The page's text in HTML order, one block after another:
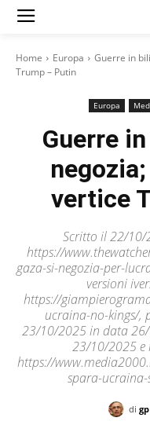
Home Europa
Guerre in
Trump – Putin
Europa
Guerre
vertice
Scritto il 22/10/
https://
gaza-si-negozia-per-
versioni
https://
ucraina-no-kings/,
23/10/2025 in data
23/10/2025 e
https://
spara-
di gp